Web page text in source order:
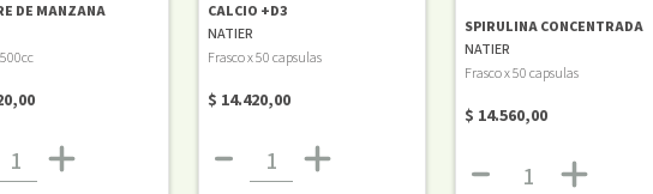
DE MANZANA
CALCIO +D3
NATIER
Frasco x 50 capsulas
$ 14.420,00
SPIRULINA CONCENTRADA
NATIER
Frasco x 50 capsulas
$ 14.560,00